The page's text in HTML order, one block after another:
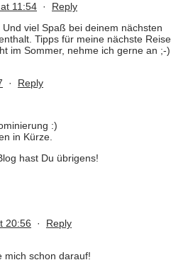
11:54 · Reply
viel Spaß bei deinem nächsten
Tipps für meine nächste Reise
im Sommer, nehme ich gerne an ;-)
· Reply
:)
in Kürze.
hast Du übrigens!
20:56 · Reply
mich schon darauf!